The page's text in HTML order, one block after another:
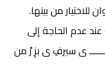
للاختيار من بينها.
عدم الحاجة إلى
ى سيرفِ ى بزِ رْ من